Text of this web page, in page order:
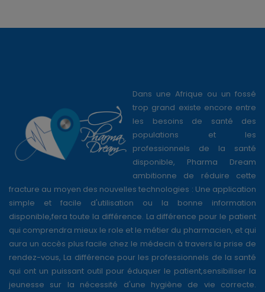
Dans une Afrique ou un fossé
trop grand existe encore entre
les besoins de santé des
populations et les
professionnels de la santé
disponible, Pharma Dream
ambitionne de réduire cette
fracture au moyen des nouvelles technologies : Une application
simple et facile d'utilisation ou la bonne information
disponible,fera toute la différence. La différence pour le patient
qui comprendra mieux le role et le métier du pharmacien, et qui
aura un accès plus facile chez le médecin à travers la prise de
rendez-vous, La différence pour les professionnels de la santé
qui ont un puissant outil pour éduquer le patient,sensibiliser la
jeunesse sur la nécessité d'une hygiène de vie correcte.